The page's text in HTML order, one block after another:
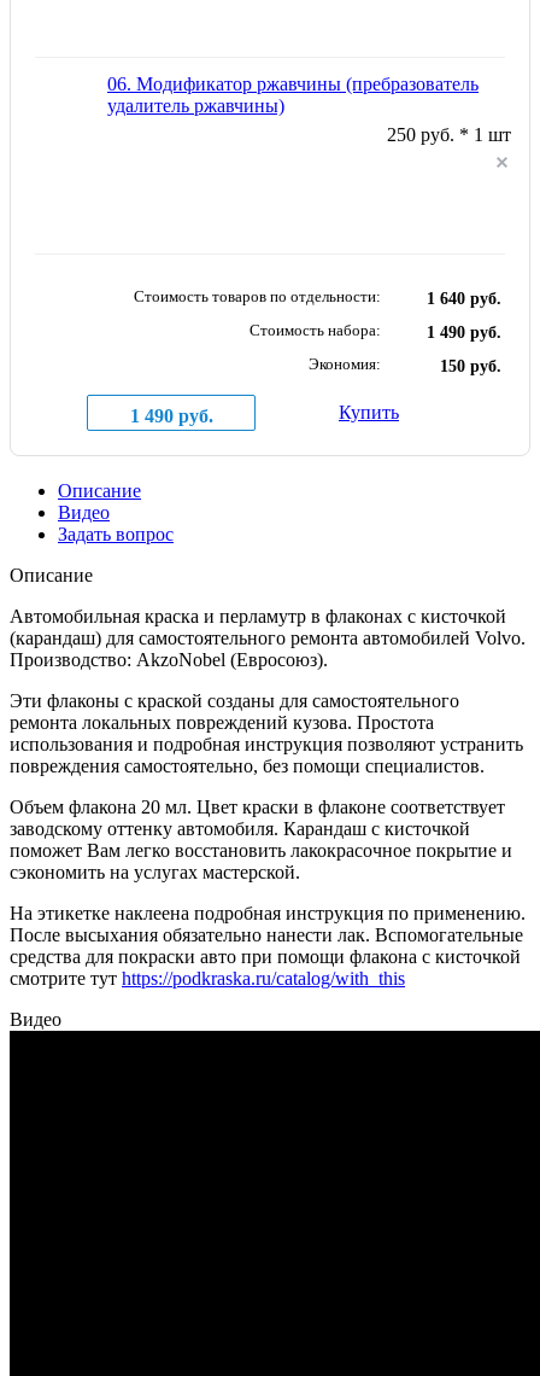
06. Модификатор ржавчины (пребразователь
удалитель ржавчины)
250 руб. * 1 шт
Стоимость товаров по отдельности:
1 640 руб.
Стоимость набора:
1 490 руб.
Экономия:
150 руб.
1 490 руб. Купить
Описание
Видео
Задать вопрос
Описание
Автомобильная краска и перламутр в флаконах с кисточкой
(карандаш) для самостоятельного ремонта автомобилей Volvo.
Производство: AkzoNobel (Евросоюз).
Эти флаконы с краской созданы для самостоятельного
ремонта локальных повреждений кузова. Простота
использования и подробная инструкция позволяют устранить
повреждения самостоятельно, без помощи специалистов.
Объем флакона 20 мл. Цвет краски в флаконе соответствует
заводскому оттенку автомобиля. Карандаш с кисточкой
поможет Вам легко восстановить лакокрасочное покрытие и
сэкономить на услугах мастерской.
На этикетке наклеена подробная инструкция по применению.
После высыхания обязательно нанести лак. Вспомогательные
средства для покраски авто при помощи флакона с кисточкой
смотрите тут https://podkraska.ru/catalog/with_this
Видео